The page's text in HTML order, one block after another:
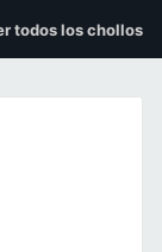
todos los chollos